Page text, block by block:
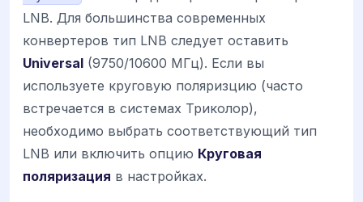
LNB. Для большинства современных
конвертеров тип LNB следует оставить
Universal (9750/10600 МГц). Если вы
используете круговую поляризцию (часто
встречается в системах Триколор),
необходимо выбрать соответствующий тип
LNB или включить опцию Круговая
поляризация в настройках.